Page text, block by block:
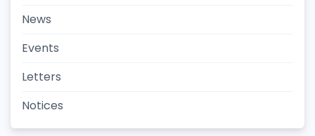
News
Events
Letters
Notices